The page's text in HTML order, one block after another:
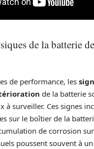
de la batterie
de performance, les
de la batterie
à surveiller. Ces signes
sur le boîtier de la
de corrosion
poussent souvent à un